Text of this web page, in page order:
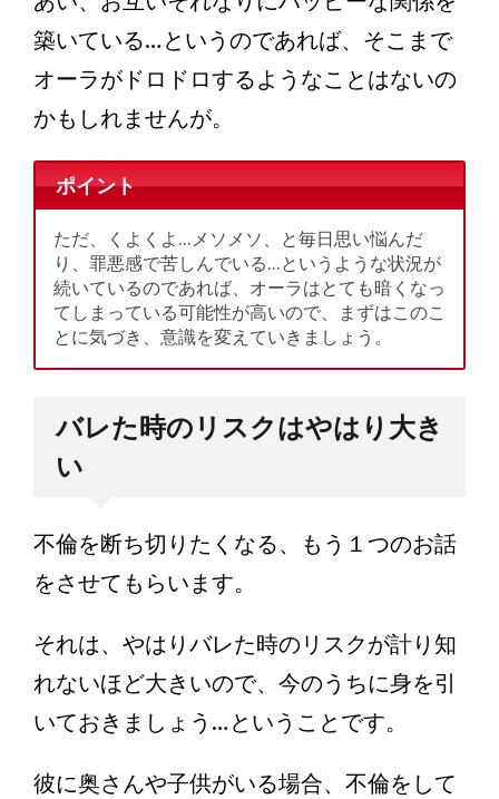
築いている…というのであれば、そこまで
オーラがドロドロするようなことはないの
かもしれませんが。
ポイント
ただ、くよくよ…メソメソ、と毎日思い悩んだ
り、罪悪感で苦しんでいる…というような状況が
続いているのであれば、オーラはとても暗くなっ
てしまっている可能性が高いので、まずはこのこ
とに気づき、意識を変えていきましょう。
バレた時のリスクはやはり大き
い
不倫を断ち切りたくなる、もう１つのお話
をさせてもらいます。
それは、やはりバレた時のリスクが計り知
れないほど大きいので、今のうちに身を引
いておきましょう…ということです。
彼に奥さんや子供がいる場合、不倫をして